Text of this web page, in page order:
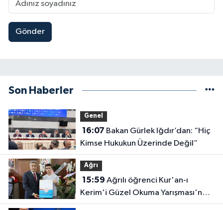
Gönder
Son Haberler
Genel
16:07
Kimse Hukukun Üzerinde Değil”
Ağrı
15:59
Kerim'i Güzel Okuma Yarışması'nda
Türkiye ikincisi oldu